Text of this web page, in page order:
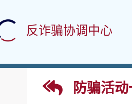
反诈骗协调中心
防骗活